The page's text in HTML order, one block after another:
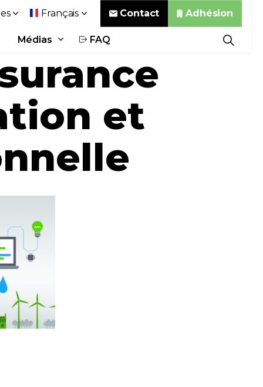
Médias FAQ
Français Contact Adhésion
et